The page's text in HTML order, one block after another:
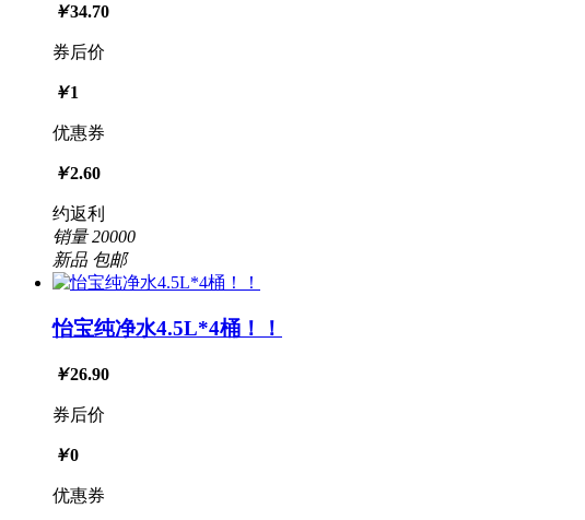
￥34.70
券后价
￥1
优惠券
￥2.60
约返利
销量20000
新品 包邮
怡宝纯净水4.5L*4桶！！
￥26.90
券后价
￥0
优惠券